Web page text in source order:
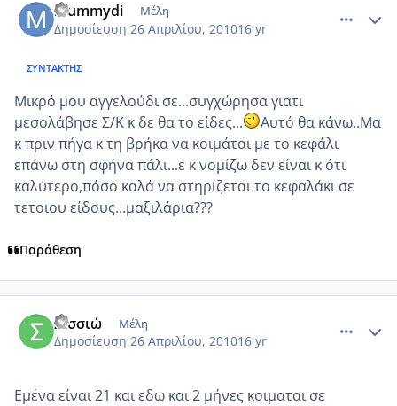
mummydi Μέλη
Δημοσίευση 26 Απριλίου, 201016 yr
ΣΥΝΤΆΚΤΗΣ
Μικρό μου αγγελούδι σε...συγχώρησα γιατι
μεσολάβησε Σ/Κ κ δε θα το είδες...
Αυτό θα κάνω..Μα
κ πριν πήγα κ τη βρήκα να κοιμάται με το κεφάλι
επάνω στη σφήνα πάλι...ε κ νομίζω δεν είναι κ ότι
καλύτερο,πόσο καλά να στηρίζεται το κεφαλάκι σε
τετοιου είδους...μαξιλάρια???
Παράθεση
Σισσιώ Μέλη
Δημοσίευση 26 Απριλίου, 201016 yr
Εμένα είναι 21 και εδω και 2 μήνες κοιμαται σε